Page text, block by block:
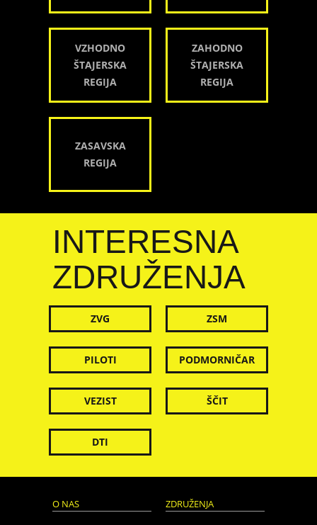
VZHODNO
ŠTAJERSKA
REGIJA
ZAHODNO
ŠTAJERSKA
REGIJA
ZASAVSKA
REGIJA
INTERESNA
ZDRUŽENJA
ZVG ZSM
PILOTI PODMORNIČAR
VEZIST ŠČIT
DTI
O NAS ZDRUŽENJA